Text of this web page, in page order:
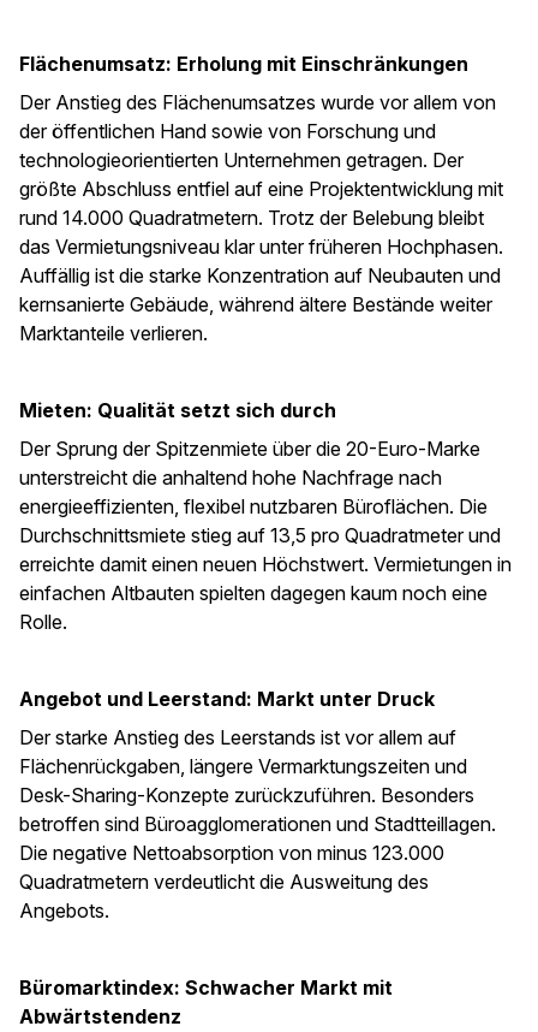
Flächenumsatz: Erholung mit Einschränkungen
Der Anstieg des Flächenumsatzes wurde vor allem von
der öffentlichen Hand sowie von Forschung und
technologieorientierten Unternehmen getragen. Der
größte Abschluss entfiel auf eine Projektentwicklung mit
rund 14.000 Quadratmetern. Trotz der Belebung bleibt
das Vermietungsniveau klar unter früheren Hochphasen.
Auffällig ist die starke Konzentration auf Neubauten und
kernsanierte Gebäude, während ältere Bestände weiter
Marktanteile verlieren.
Mieten: Qualität setzt sich durch
Der Sprung der Spitzenmiete über die 20-Euro-Marke
unterstreicht die anhaltend hohe Nachfrage nach
energieeffizienten, flexibel nutzbaren Büroflächen. Die
Durchschnittsmiete stieg auf 13,5 pro Quadratmeter und
erreichte damit einen neuen Höchstwert. Vermietungen in
einfachen Altbauten spielten dagegen kaum noch eine
Rolle.
Angebot und Leerstand: Markt unter Druck
Der starke Anstieg des Leerstands ist vor allem auf
Flächenrückgaben, längere Vermarktungszeiten und
Desk-Sharing-Konzepte zurückzuführen. Besonders
betroffen sind Büroagglomerationen und Stadtteillagen.
Die negative Nettoabsorption von minus 123.000
Quadratmetern verdeutlicht die Ausweitung des
Angebots.
Büromarktindex: Schwacher Markt mit
Abwärtstendenz